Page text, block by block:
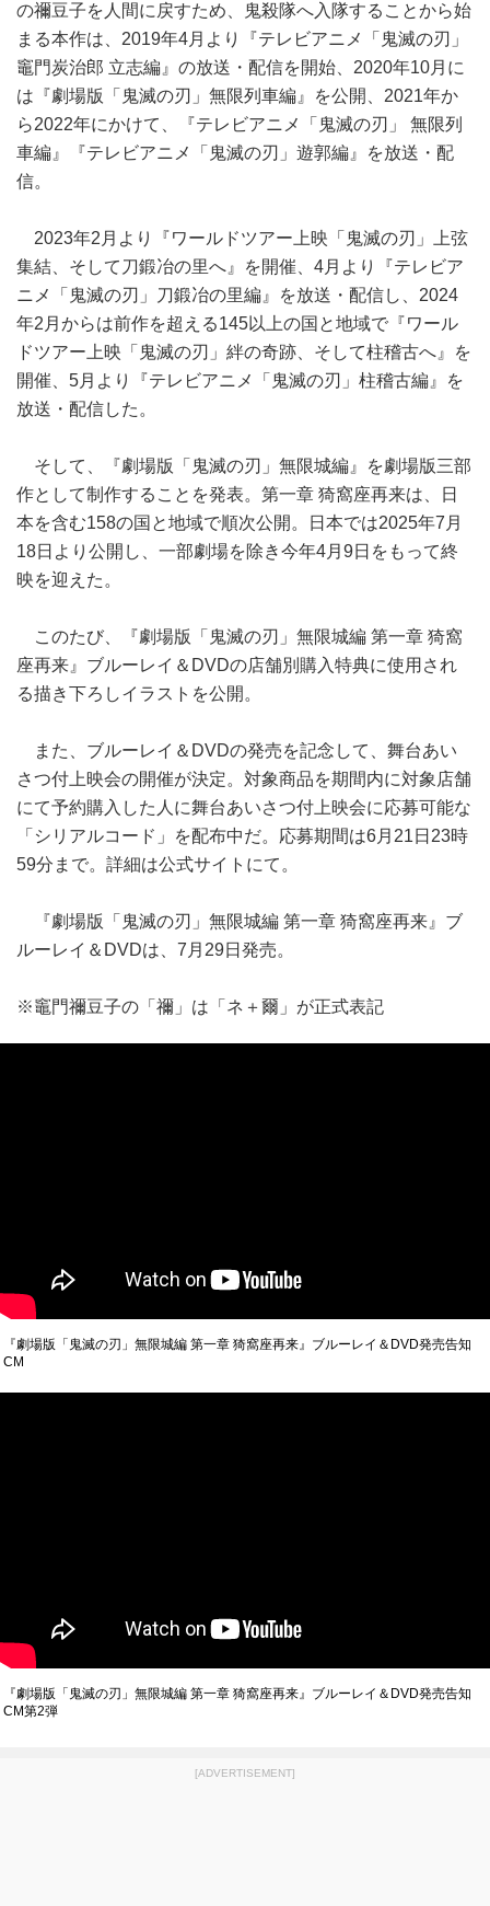
の禰豆子を人間に戻すため、鬼殺隊へ入隊することから始
まる本作は、2019年4月より『テレビアニメ「鬼滅の刃」
竈門炭治郎 立志編』の放送・配信を開始、2020年10月に
は『劇場版「鬼滅の刃」無限列車編』を公開、2021年か
ら2022年にかけて、『テレビアニメ「鬼滅の刃」 無限列
車編』『テレビアニメ「鬼滅の刃」遊郭編』を放送・配
信。
2023年2月より『ワールドツアー上映「鬼滅の刃」上弦
集結、そして刀鍛冶の里へ』を開催、4月より『テレビア
ニメ「鬼滅の刃」刀鍛冶の里編』を放送・配信し、2024
年2月からは前作を超える145以上の国と地域で『ワール
ドツアー上映「鬼滅の刃」絆の奇跡、そして柱稽古へ』を
開催、5月より『テレビアニメ「鬼滅の刃」柱稽古編』を
放送・配信した。
そして、『劇場版「鬼滅の刃」無限城編』を劇場版三部
作として制作することを発表。第一章 猗窩座再来は、日
本を含む158の国と地域で順次公開。日本では2025年7月
18日より公開し、一部劇場を除き今年4月9日をもって終
映を迎えた。
このたび、『劇場版「鬼滅の刃」無限城編 第一章 猗窩
座再来』ブルーレイ＆DVDの店舗別購入特典に使用され
る描き下ろしイラストを公開。
また、ブルーレイ＆DVDの発売を記念して、舞台あい
さつ付上映会の開催が決定。対象商品を期間内に対象店舗
にて予約購入した人に舞台あいさつ付上映会に応募可能な
「シリアルコード」を配布中だ。応募期間は6月21日23時
59分まで。詳細は公式サイトにて。
『劇場版「鬼滅の刃」無限城編 第一章 猗窩座再来』ブ
ルーレイ＆DVDは、7月29日発売。
※竈門禰豆子の「禰」は「ネ＋爾」が正式表記
『劇場版「鬼滅の刃」無限城編 第一章 猗窩座再来』ブルーレイ＆DVD発売告知
CM
『劇場版「鬼滅の刃」無限城編 第一章 猗窩座再来』ブルーレイ＆DVD発売告知
CM第2弾
[ADVERTISEMENT]